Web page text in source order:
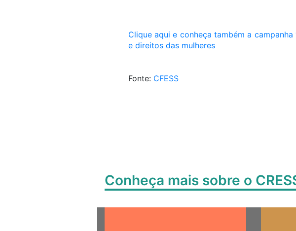
Clique aqui e conheça também a
e direitos das mulheres
Fonte: CFESS
Conheça mais sobre o